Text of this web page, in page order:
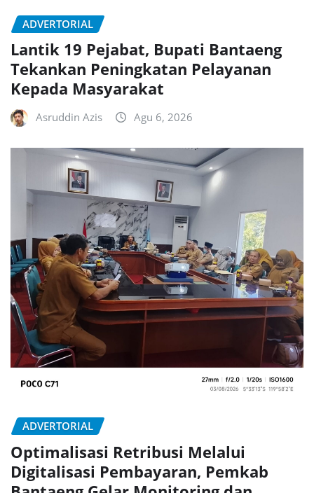
ADVERTORIAL
Lantik 19 Pejabat, Bupati Bantaeng
Tekankan Peningkatan Pelayanan
Kepada Masyarakat
Asruddin Azis Agu 6, 2026
ADVERTORIAL
Optimalisasi Retribusi Melalui
Digitalisasi Pembayaran, Pemkab